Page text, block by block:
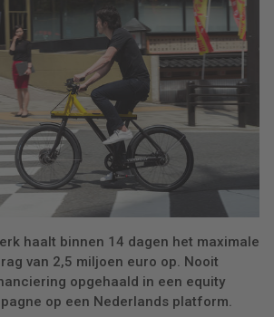
haalt binnen 14 dagen het maximale
van 2,5 miljoen euro op. Nooit
opgehaald in een equity
op een Nederlands platform.